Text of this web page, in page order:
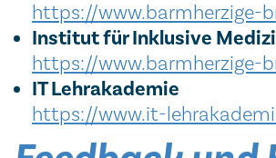
https://www.barmherzige-
Institut für Inklusive
https://www.barmherzige-
IT Lehrakademie
https://www.it-